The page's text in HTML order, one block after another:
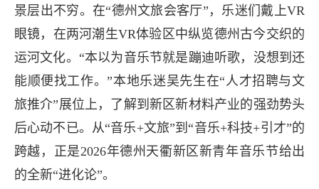
景层出不穷。在“德州文旅会客厅”，乐迷们戴上VR
眼镜，在两河潮生VR体验区中纵览德州古今交织的
运河文化。“本以为音乐节就是蹦迪听歌，没想到还
能顺便找工作。”本地乐迷吴先生在“人才招聘与文
旅推介”展位上，了解到新区新材料产业的强劲势头
后心动不已。从“音乐+文旅”到“音乐+科技+引才”的
跨越，正是2026年德州天衢新区新青年音乐节给出
的全新“进化论”。